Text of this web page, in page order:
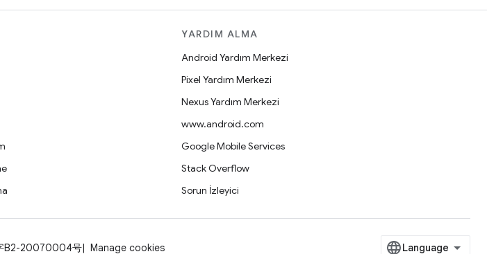
YARDIM ALMA
Android Yardım Merkezi
Pixel Yardım Merkezi
Nexus Yardım Merkezi
www.android.com
Google Mobile Services
Stack Overflow
Sorun İzleyici
B2-20070004号 Manage cookies